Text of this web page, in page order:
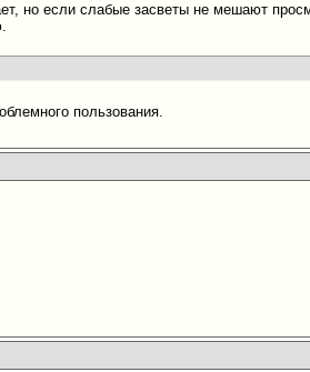
но если слабые засветы не мешают
пользования.